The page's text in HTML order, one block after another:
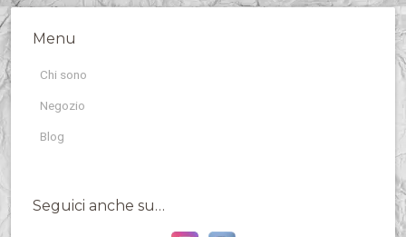
Menu
Chi sono
Negozio
Blog
Seguici anche su…